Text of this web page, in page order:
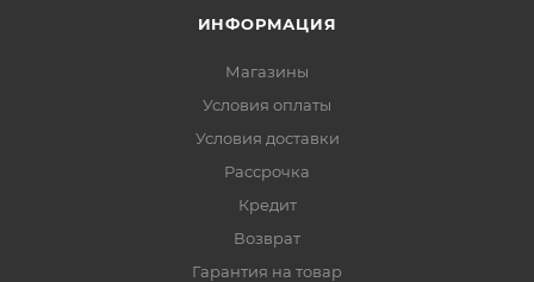
ИНФОРМАЦИЯ
Магазины
Условия оплаты
Условия доставки
Рассрочка
Кредит
Возврат
Гарантия на товар